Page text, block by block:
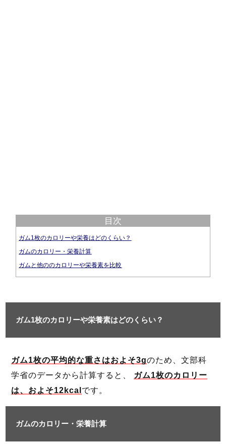
目次
ガム1枚のカロリーや栄養はどのくらい？
ガムのカロリー・栄養計算
ガムと他ののカロリーや栄養素を比較
ガム1枚のカロリーや栄養素はどのくらい？
ガム1枚の平均的な重さはおよそ3gのため、文部科
学省のデータから計算すると、
ガム1枚のカロリー
は、およそ12kcal です。
ガムのカロリー・栄養計算